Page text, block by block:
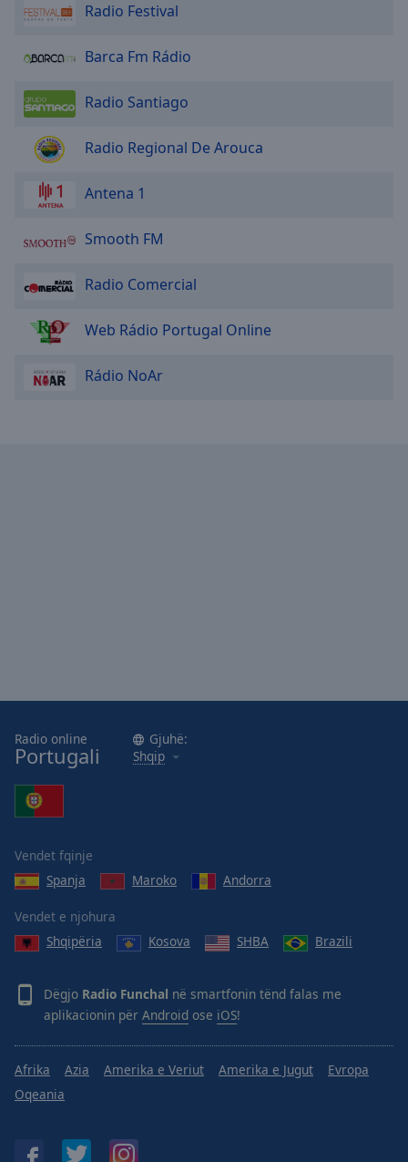
Radio Festival
Barca Fm Rádio
Radio Santiago
Radio Regional De Arouca
Antena 1
Smooth FM
Radio Comercial
Web Rádio Portugal Online
Rádio NoAr
Radio online
Portugali
Gjuhë:
Shqip
Vendet fqinje
Spanja
Maroko Andorra
Vendet e njohura
Shqipëria
Kosova SHBA Brazili
Dëgjo Radio Funchal në smartfonin tënd falas me
aplikacionin për Android ose iOS!
Afrika Azia Amerika e Veriut Amerika e Jugut
Evropa
Oqeania